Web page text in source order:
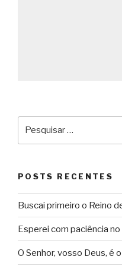
POSTS RECENTES
Buscai primeiro o Reino
Esperei com paciência no
O Senhor, vosso Deus, é